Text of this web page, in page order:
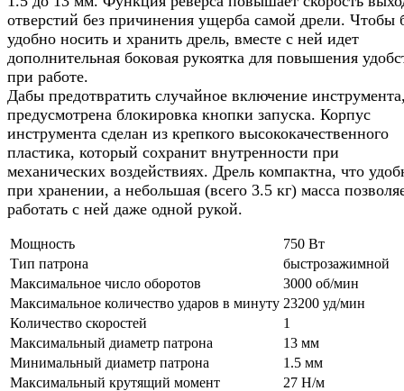
отверстий без причинения ущерба самой дрели. Чтобы
удобно носить и хранить дрель, вместе с ней идет
дополнительная боковая рукоятка для повышения
при работе.
Дабы предотвратить случайное включение
предусмотрена блокировка кнопки запуска. Корпус
инструмента сделан из крепкого высококачественного
пластика, который сохранит внутренности при
механических воздействиях. Дрель компактна, что
при хранении, а небольшая (всего 3.5 кг) масса
работать с ней даже одной рукой.
Мощность
750 Вт
Тип патрона
быстрозажимной
Максимальное число оборотов
3000 об/мин
Максимальное количество ударов в минуту 23200 уд/мин
Количество скоростей
1
Максимальный диаметр патрона
13 мм
Минимальный диаметр патрона
1.5 мм
Максимальный крутящий момент
27 Н/м